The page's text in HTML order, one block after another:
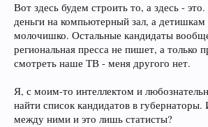
Вот здесь будем строить то, а здесь -
деньги на компьютерный зал, а
молочишко. Остальные кандидаты
региональная пресса не пишет, а только
смотреть наше ТВ - меня другого нет.
Я, с моим-то интеллектом и
найти список кандидатов в
между ними и это лишь статисты?